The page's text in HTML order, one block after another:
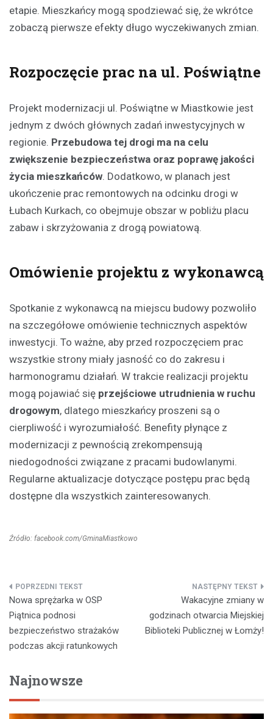
etapie. Mieszkańcy mogą spodziewać się, że wkrótce
zobaczą pierwsze efekty długo wyczekiwanych zmian.
Rozpoczęcie prac na ul. Poświątne
Projekt modernizacji ul. Poświątne w Miastkowie jest
jednym z dwóch głównych zadań inwestycyjnych w
regionie. Przebudowa tej drogi ma na celu
zwiększenie bezpieczeństwa oraz poprawę jakości
życia mieszkańców. Dodatkowo, w planach jest
ukończenie prac remontowych na odcinku drogi w
Łubach Kurkach, co obejmuje obszar w pobliżu placu
zabaw i skrzyżowania z drogą powiatową.
Omówienie projektu z wykonawcą
Spotkanie z wykonawcą na miejscu budowy pozwoliło
na szczegółowe omówienie technicznych aspektów
inwestycji. To ważne, aby przed rozpoczęciem prac
wszystkie strony miały jasność co do zakresu i
harmonogramu działań. W trakcie realizacji projektu
mogą pojawiać się przejściowe utrudnienia w ruchu
drogowym, dlatego mieszkańcy proszeni są o
cierpliwość i wyrozumiałość. Benefity płynące z
modernizacji z pewnością zrekompensują
niedogodności związane z pracami budowlanymi.
Regularne aktualizacje dotyczące postępu prac będą
dostępne dla wszystkich zainteresowanych.
Źródło: facebook.com/GminaMiastkowo
Nawigacja
wpisu
Nowa sprężarka w OSP
Piątnica podnosi
bezpieczeństwo strażaków
podczas akcji ratunkowych
Wakacyjne zmiany w
godzinach otwarcia Miejskiej
Biblioteki Publicznej w Łomży!
Najnowsze